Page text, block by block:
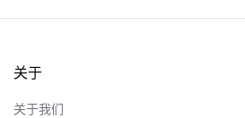
关于
关于我们